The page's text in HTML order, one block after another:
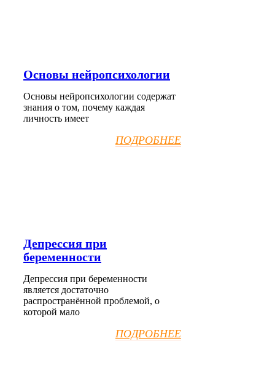
Основы нейропсихологии
Основы нейропсихологии содержат
знания о том, почему каждая
личность имеет
ПОДРОБНЕЕ
Депрессия при
беременности
Депрессия при беременности
является достаточно
распространённой проблемой, о
которой мало
ПОДРОБНЕЕ